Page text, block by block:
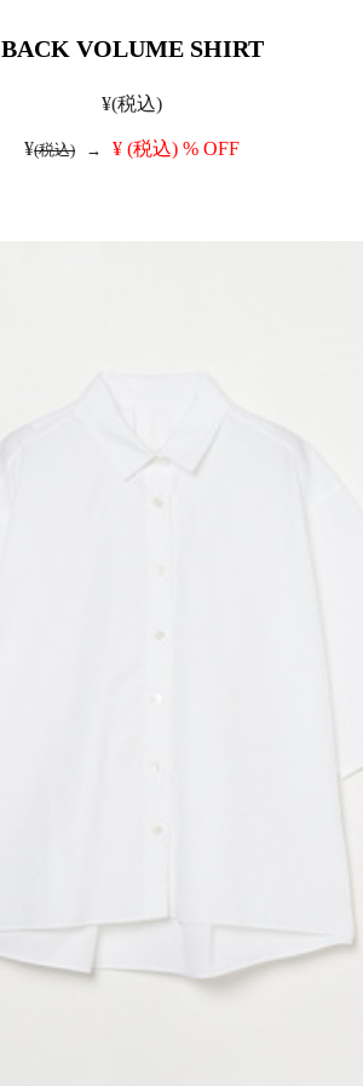
BACK VOLUME SHIRT
¥(税込)
¥(税込) → ¥ (税込) % OFF